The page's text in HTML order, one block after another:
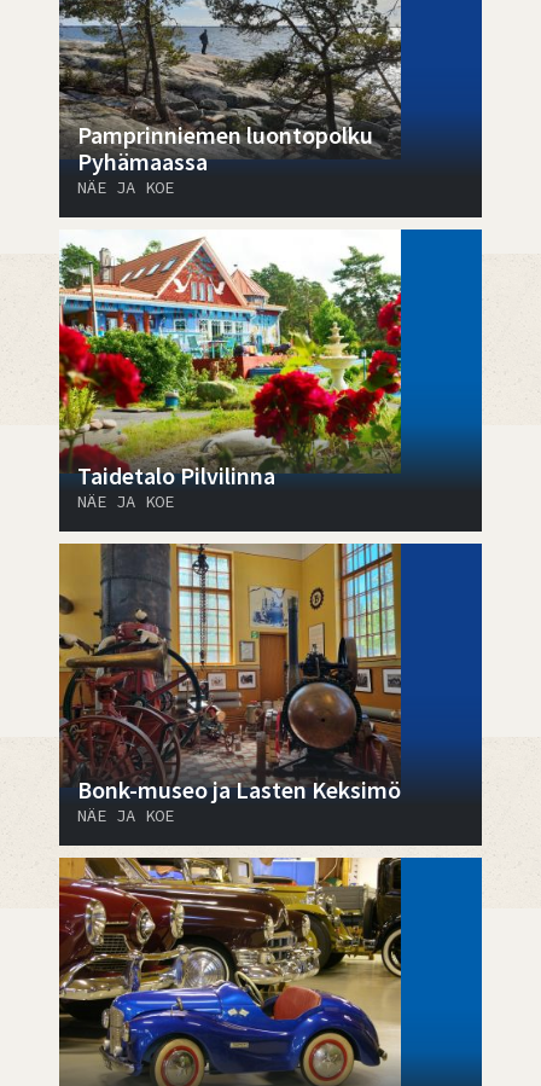
Pamprinniemen luontopolku
Pyhämaassa
NÄE JA KOE
Taidetalo Pilvilinna
NÄE JA KOE
Bonk-museo ja Lasten Keksimö
NÄE JA KOE